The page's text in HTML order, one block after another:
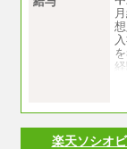
楽天ソシオ